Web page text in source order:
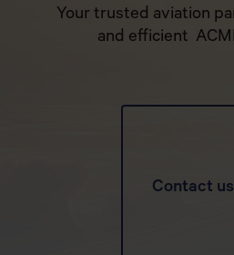
Your trusted aviation
and efficient
Contact us